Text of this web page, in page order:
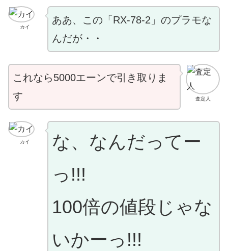
カイ
ああ、この「RX-78-2」のプラモな
んだが・・
査定人
これなら5000エーンで引き取りま
す
カイ
な、なんだってー
っ!!!
100倍の値段じゃな
いかーっ!!!